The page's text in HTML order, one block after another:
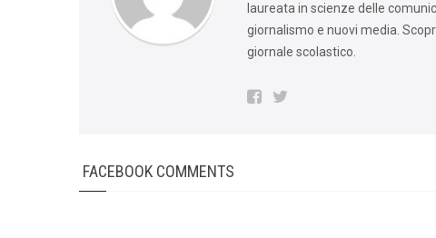
laureata in scienze delle
giornalismo e nuovi media.
giornale scolastico.
FACEBOOK COMMENTS